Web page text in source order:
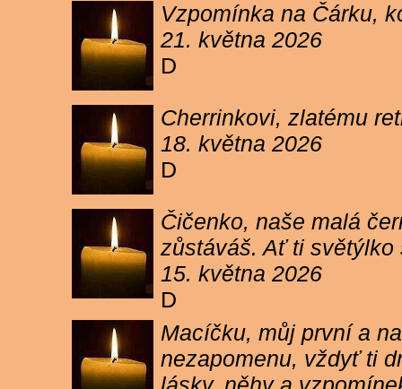
Vzpomínka na Čárku,
21. května 2026
D
Cherrinkovi, zlatému
18. května 2026
D
Čičenko, naše malá
zůstáváš. Ať ti
15. května 2026
D
Macíčku, můj první a
nezapomenu, vždyť ti